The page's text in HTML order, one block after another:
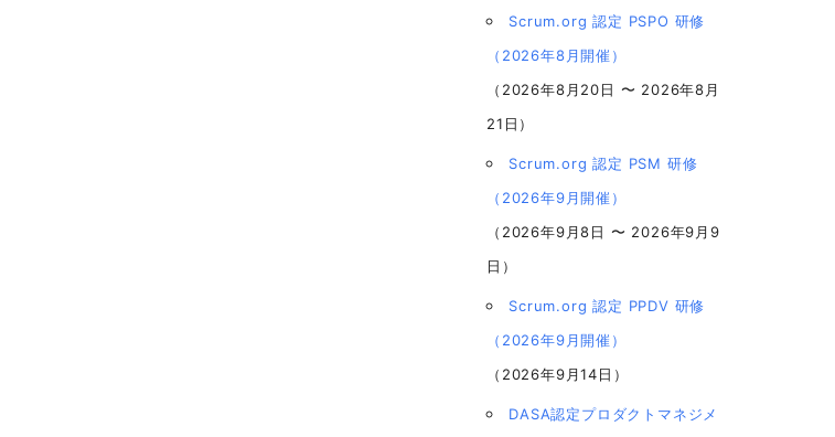
Scrum.org 認定 PSPO 研修
（2026年8月開催）
（2026年8月20日 〜 2026年8月
21日）
Scrum.org 認定 PSM 研修
（2026年9月開催）
（2026年9月8日 〜 2026年9月9
日）
Scrum.org 認定 PPDV 研修
（2026年9月開催）
（2026年9月14日）
DASA認定プロダクトマネジメ